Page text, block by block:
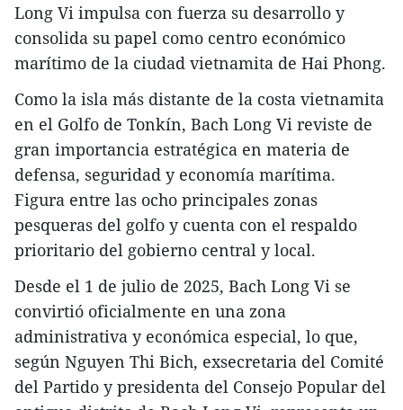
Long Vi impulsa con fuerza su desarrollo y
consolida su papel como centro económico
marítimo de la ciudad vietnamita de Hai Phong.
Como la isla más distante de la costa vietnamita
en el Golfo de Tonkín, Bach Long Vi reviste de
gran importancia estratégica en materia de
defensa, seguridad y economía marítima.
Figura entre las ocho principales zonas
pesqueras del golfo y cuenta con el respaldo
prioritario del gobierno central y local.
Desde el 1 de julio de 2025, Bach Long Vi se
convirtió oficialmente en una zona
administrativa y económica especial, lo que,
según Nguyen Thi Bich, exsecretaria del Comité
del Partido y presidenta del Consejo Popular del